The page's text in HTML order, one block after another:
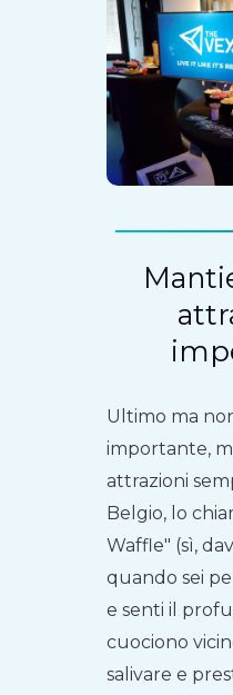
Ultimo ma
importante,
attrazioni
Belgio, lo
Waffle" (sì,
quando sei
e senti il
cuociono
salivare e